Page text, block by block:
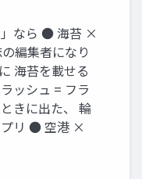
なら ● 海苔 ×
編集者になり
海苔を載せる
ッシュ = フラ
きに出た、 輪
プリ ● 空港 ×